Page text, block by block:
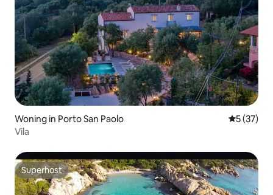
Woning in Porto San Paolo
5 (37)
Vila
Superhost
Superhost